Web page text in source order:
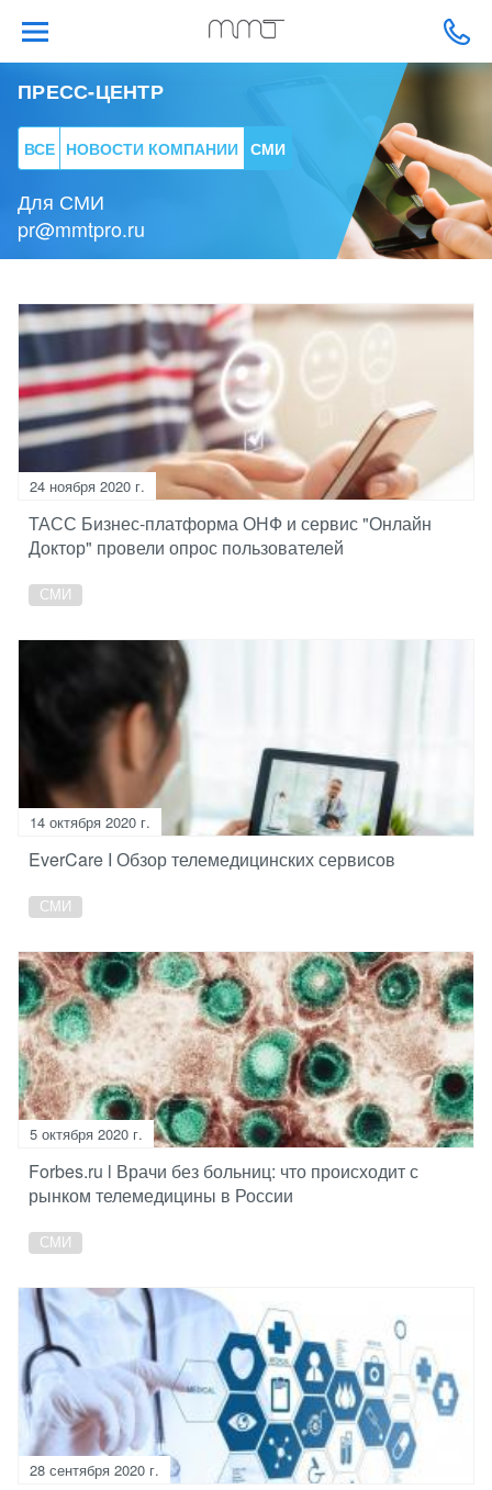
ПРЕСС-ЦЕНТР
ВСЕ НОВОСТИ КОМПАНИИ СМИ
Для СМИ
pr@mmtpro.ru
24 ноября 2020 г.
ТАСС Бизнес-платформа ОНФ и сервис "Онлайн
Доктор" провели опрос пользователей
СМИ
14 октября 2020 г.
EverCare I Обзор телемедицинских сервисов
СМИ
5 октября 2020 г.
Forbes.ru l Врачи без больниц: что происходит с
рынком телемедицины в России
СМИ
28 сентября 2020 г.